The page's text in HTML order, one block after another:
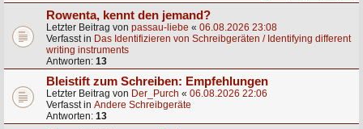
Rowenta, kennt den jemand?
Letzter Beitrag von passau-liebe « 06.08.2026 23:08
Verfasst in Das Identifizieren von Schreibgeräten / Identifying different
writing instruments
Antworten: 13
Bleistift zum Schreiben: Empfehlungen
Letzter Beitrag von Der_Purch « 06.08.2026 22:06
Verfasst in Andere Schreibgeräte
Antworten: 13